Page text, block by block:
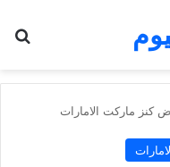
كنز ماركت الامارات